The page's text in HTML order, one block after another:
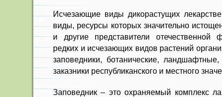
Исчезающие виды дикорастущих
виды, ресурсы которых значительно
и другие представители
редких и исчезающих видов растений
заповедники, ботани­ческие, ландшафтные,
заказники республиканского и местного
Заповедник – это охраняемый ком­плекс